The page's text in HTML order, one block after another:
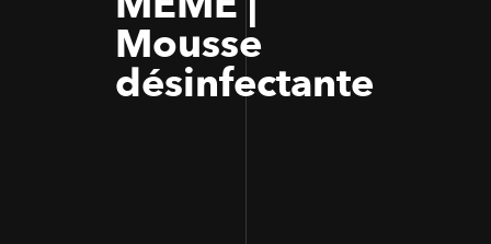
Mousse
désinfectante